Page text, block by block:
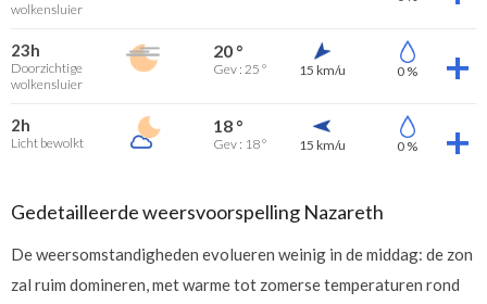
wolkensluier
23h
Doorzichtige
wolkensluier
20 °
Gev : 25 ° 15 km/u 0 %
2h
Licht bewolkt
18 °
Gev : 18 ° 15 km/u 0 %
Gedetailleerde weersvoorspelling Nazareth
De weersomstandigheden evolueren weinig in de middag: de zon
zal ruim domineren, met warme tot zomerse temperaturen rond